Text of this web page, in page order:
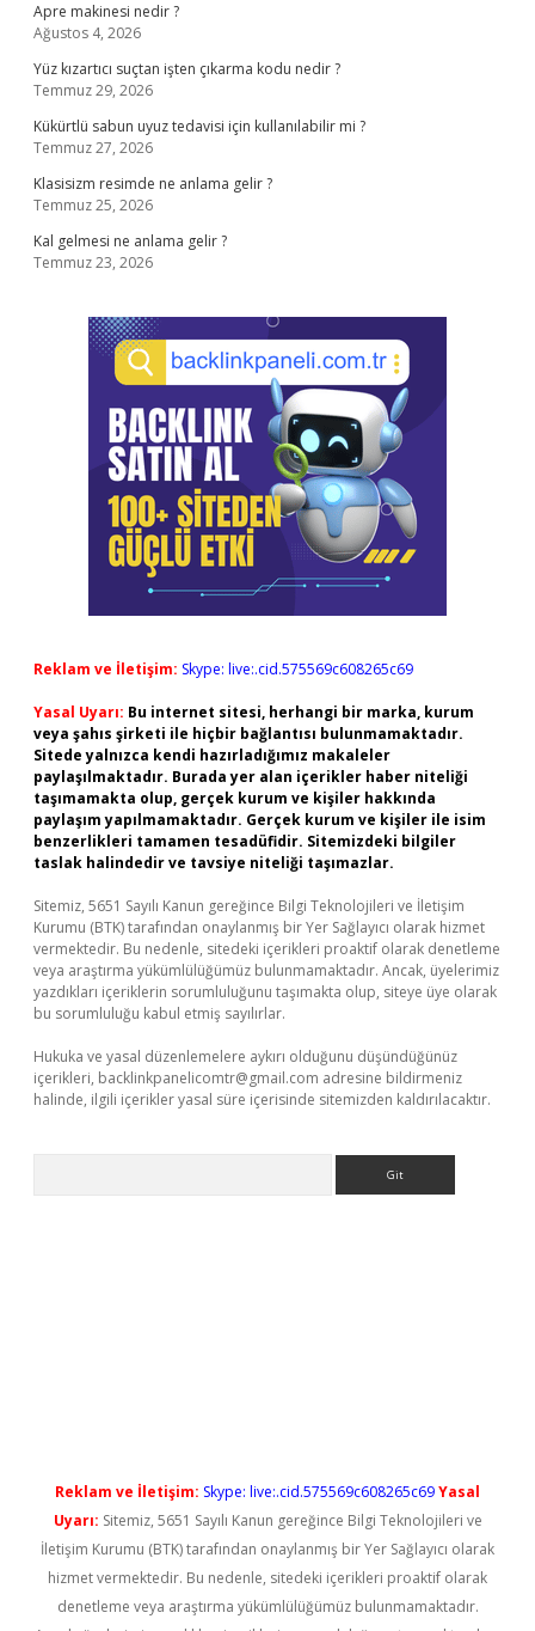
Apre makinesi nedir ?
Ağustos 4, 2026
Yüz kızartıcı suçtan işten çıkarma kodu nedir ?
Temmuz 29, 2026
Kükürtlü sabun uyuz tedavisi için kullanılabilir mi ?
Temmuz 27, 2026
Klasisizm resimde ne anlama gelir ?
Temmuz 25, 2026
Kal gelmesi ne anlama gelir ?
Temmuz 23, 2026
Reklam ve İletişim: Skype: live:.cid.575569c608265c69
Yasal Uyarı: Bu internet sitesi, herhangi bir marka, kurum
veya şahıs şirketi ile hiçbir bağlantısı bulunmamaktadır.
Sitede yalnızca kendi hazırladığımız makaleler
paylaşılmaktadır. Burada yer alan içerikler haber niteliği
taşımamakta olup, gerçek kurum ve kişiler hakkında
paylaşım yapılmamaktadır. Gerçek kurum ve kişiler ile isim
benzerlikleri tamamen tesadüfidir. Sitemizdeki bilgiler
taslak halindedir ve tavsiye niteliği taşımazlar.
Sitemiz, 5651 Sayılı Kanun gereğince Bilgi Teknolojileri ve İletişim
Kurumu (BTK) tarafından onaylanmış bir Yer Sağlayıcı olarak hizmet
vermektedir. Bu nedenle, sitedeki içerikleri proaktif olarak denetleme
veya araştırma yükümlülüğümüz bulunmamaktadır. Ancak, üyelerimiz
yazdıkları içeriklerin sorumluluğunu taşımakta olup, siteye üye olarak
bu sorumluluğu kabul etmiş sayılırlar.
Hukuka ve yasal düzenlemelere aykırı olduğunu düşündüğünüz
içerikleri, backlinkpanelicomtr@gmail.com adresine bildirmeniz
halinde, ilgili içerikler yasal süre içerisinde sitemizden kaldırılacaktır.
Reklam ve İletişim: Skype: live:.cid.575569c608265c69Yasal
Uyarı: Sitemiz, 5651 Sayılı Kanun gereğince Bilgi Teknolojileri ve
İletişim Kurumu (BTK) tarafından onaylanmış bir Yer Sağlayıcı olarak
hizmet vermektedir. Bu nedenle, sitedeki içerikleri proaktif olarak
denetleme veya araştırma yükümlülüğümüz bulunmamaktadır.